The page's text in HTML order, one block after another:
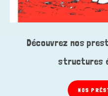
Découvrez nos
structures
NOS